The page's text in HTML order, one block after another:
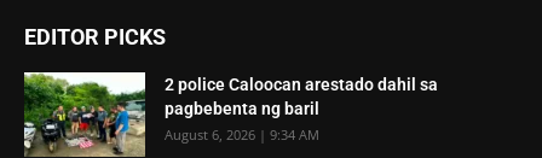
EDITOR PICKS
2 police Caloocan arestado dahil sa
pagbebenta ng baril
August 6, 2026 | 9:34 AM